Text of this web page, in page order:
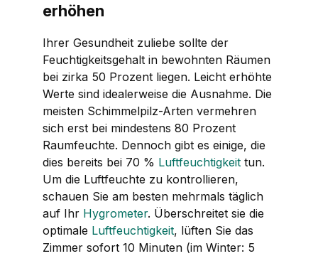
erhöhen
Ihrer Gesundheit zuliebe sollte der
Feuchtigkeitsgehalt in bewohnten Räumen
bei zirka 50 Prozent liegen. Leicht erhöhte
Werte sind idealerweise die Ausnahme. Die
meisten Schimmelpilz-Arten vermehren
sich erst bei mindestens 80 Prozent
Raumfeuchte. Dennoch gibt es einige, die
dies bereits bei 70 % Luftfeuchtigkeit tun.
Um die Luftfeuchte zu kontrollieren,
schauen Sie am besten mehrmals täglich
auf Ihr Hygrometer. Überschreitet sie die
optimale Luftfeuchtigkeit, lüften Sie das
Zimmer sofort 10 Minuten (im Winter: 5